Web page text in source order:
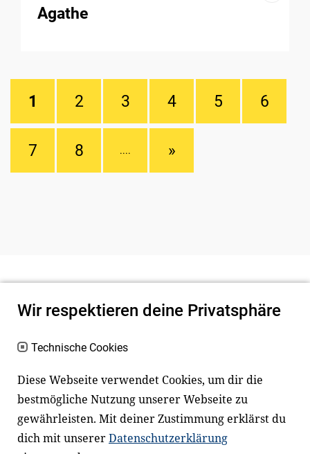
Agathe
1 2 3 4 5 6
7 8 .... »
Newsletter Instagram
Facebook LinkedIn
Wir respektieren deine Privatsphäre
Technische Cookies
Diese Webseite verwendet Cookies, um dir die
bestmögliche Nutzung unserer Webseite zu
gewährleisten. Mit deiner Zustimmung erklärst du
dich mit unsererDatenschutzerklärung